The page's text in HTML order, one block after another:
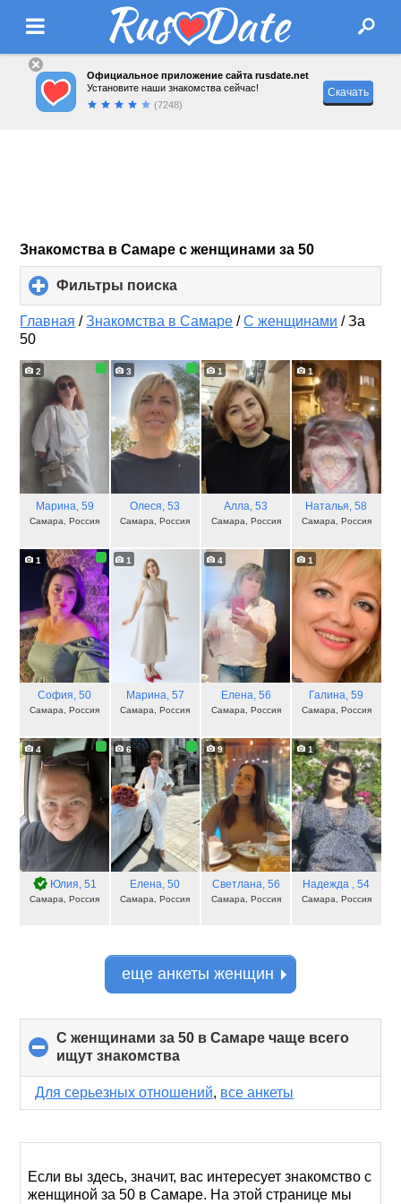
Официальное приложение сайта rusdate.net
Установите наши знакомства сейчас!
(7248)
Скачать
Знакомства в Самаре с женщинами за 50
Фильтры поиска
to
expand
Главная /Знакомства в Самаре /С женщинами /За
50
2
Марина, 59
Самара, Россия
3
Олеся, 53
Самара, Россия
1
Алла, 53
Самара, Россия
1
Наталья, 58
Самара, Россия
1
София, 50
Самара, Россия
1
Марина, 57
Самара, Россия
4
Елена, 56
Самара, Россия
1
Галина, 59
Самара, Россия
4
Юлия, 51
Самара, Россия
6
Елена, 50
Самара, Россия
9
Светлана, 56
Самара, Россия
1
Надежда , 54
Самара, Россия
еще анкеты женщин
С женщинами за 50 в Самаре чаще всего
ищут знакомства
to
collapse
contents
Для серьезных отношений, все анкеты
Если вы здесь, значит, вас интересует знакомство с
женщиной за 50 в Самаре. На этой странице мы